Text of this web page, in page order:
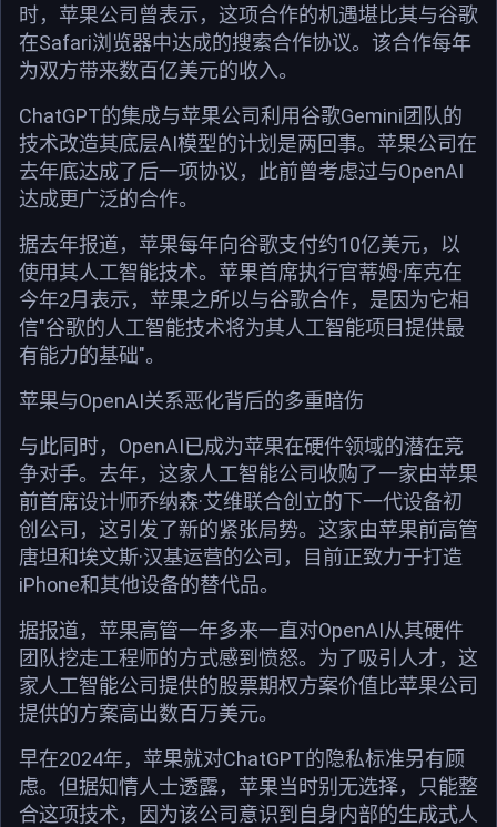
时，苹果公司曾表示，这项合作的机遇堪比其与谷歌
在Safari浏览器中达成的搜索合作协议。该合作每年
为双方带来数百亿美元的收入。
ChatGPT的集成与苹果公司利用谷歌Gemini团队的
技术改造其底层AI模型的计划是两回事。苹果公司在
去年底达成了后一项协议，此前曾考虑过与OpenAI
达成更广泛的合作。
据去年报道，苹果每年向谷歌支付约10亿美元，以
使用其人工智能技术。苹果首席执行官蒂姆·库克在
今年2月表示，苹果之所以与谷歌合作，是因为它相
信"谷歌的人工智能技术将为其人工智能项目提供最
有能力的基础"。
苹果与OpenAI关系恶化背后的多重暗伤
与此同时，OpenAI已成为苹果在硬件领域的潜在竞
争对手。去年，这家人工智能公司收购了一家由苹果
前首席设计师乔纳森·艾维联合创立的下一代设备初
创公司，这引发了新的紧张局势。这家由苹果前高管
唐坦和埃文斯·汉基运营的公司，目前正致力于打造
iPhone和其他设备的替代品。
据报道，苹果高管一年多来一直对OpenAI从其硬件
团队挖走工程师的方式感到愤怒。为了吸引人才，这
家人工智能公司提供的股票期权方案价值比苹果公司
提供的方案高出数百万美元。
早在2024年，苹果就对ChatGPT的隐私标准另有顾
虑。但据知情人士透露，苹果当时别无选择，只能整
合这项技术，因为该公司意识到自身内部的生成式人